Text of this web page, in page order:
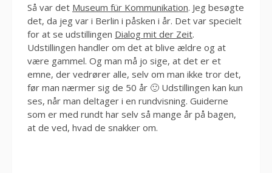
Så var det Museum für Kommunikation. Jeg besøgte
det, da jeg var i Berlin i påsken i år. Det var specielt
for at se udstillingen Dialog mit der Zeit.
Udstillingen handler om det at blive ældre og at
være gammel. Og man må jo sige, at det er et
emne, der vedrører alle, selv om man ikke tror det,
før man nærmer sig de 50 år 🙂 Udstillingen kan kun
ses, når man deltager i en rundvisning. Guiderne
som er med rundt har selv så mange år på bagen,
at de ved, hvad de snakker om.